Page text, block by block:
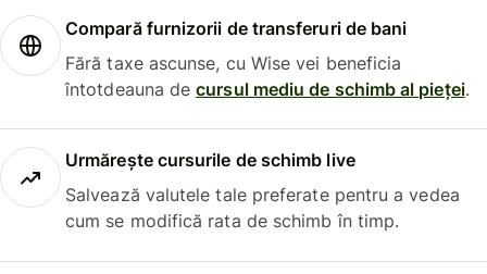
Compară furnizorii de transferuri de bani
Fără taxe ascunse, cu Wise vei beneficia
întotdeauna decursul mediu de schimb al pieței.
Urmărește cursurile de schimb live
Salvează valutele tale preferate pentru a vedea
cum se modifică rata de schimb în timp.